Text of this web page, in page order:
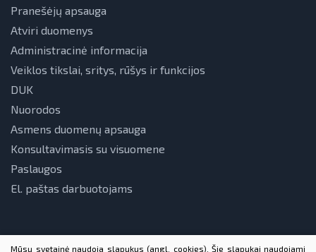
Pranešėjų apsauga
Atviri duomenys
Administracinė informacija
Veiklos tikslai, sritys, rūšys ir funkcijos
DUK
Nuorodos
Asmens duomenų apsauga
Konsultavimasis su visuomene
Paslaugos
El. paštas darbuotojams
Mūsų svetainė naudoja slapukus (angl. cookies). Šie slapukai naudojami